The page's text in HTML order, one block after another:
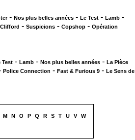
- Nos plus belles années - Le Test - Lamb -
Clifford - Suspicions - Copshop - Opération
Test - Lamb - Nos plus belles années - La Pièce
Police Connection - Fast & Furious 9 - Le Sens de
M N O P Q R S T U V
W